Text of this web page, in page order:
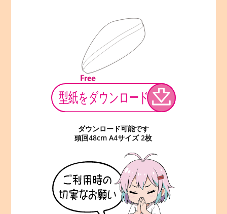
ダウンロード可能です
頭回48cm A4サイズ 2枚